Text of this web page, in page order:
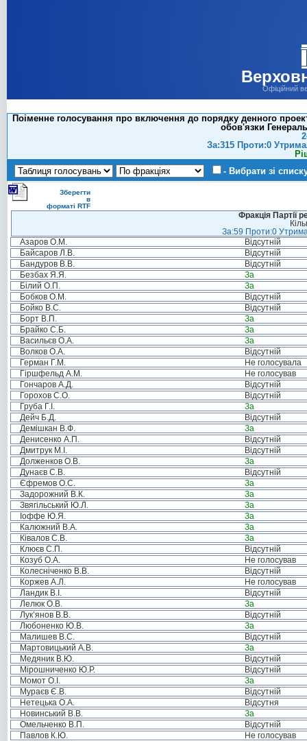
Офіційний
Поіменне голосування про включення до порядку денного
обов'язки
За:315 Проти:0
- Вибрати зі
Зберегти
в
форматі RTF
Фракція Партії
За:59 Проти:0
Азаров О.М.
Відсутній
Байсаров Л.В.
Відсутній
Бандуров В.В.
Відсутній
Безбах Я.Я.
За
Білий О.П.
За
Бобков О.М.
Відсутній
Бойко В.С.
Відсутній
Борт В.П.
За
Брайко С.Б.
За
Васильєв О.А.
За
Волков О.А.
Відсутній
Герман Г.М.
Не голосувала
Гіршфельд А.М.
Не голосував
Гончаров А.Д.
Відсутній
Горохов С.О.
Відсутній
Груба Г.І.
За
Дейч Б.Д.
Відсутній
Демішкан В.Ф.
За
Денисенко А.П.
Відсутній
Дмитрук М.І.
Відсутній
Долженков О.В.
За
Дунаєв С.В.
Відсутній
Єфремов О.С.
За
Задорожний В.К.
За
Звягільський Ю.Л.
За
Іоффе Ю.Я.
За
Калюжний В.А.
За
Ківалов С.В.
За
Клюєв С.П.
Відсутній
Козуб О.А.
Не голосував
Колесніченко В.В.
Відсутній
Коржев А.Л.
Не голосував
Ландик В.І.
Відсутній
Лелюк О.В.
За
Лук’янов В.В.
Відсутній
Любоненко Ю.В.
За
Малишев В.С.
Відсутній
Мартовицький А.В.
За
Медяник В.Ю.
Відсутній
Мірошниченко Ю.Р.
Відсутній
Момот О.І.
За
Мураєв Є.В.
Відсутній
Нетецька О.А.
Відсутня
Новинський В.В.
За
Омельченко В.П.
Відсутній
Павлов К.Ю.
Не голосував